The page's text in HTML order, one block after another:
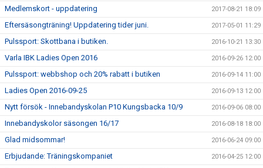
Medlemskort - uppdatering 2017-08-21 18:09
Eftersäsongträning! Uppdatering tider juni. 2017-05-01 11:29
Pulssport: Skottbana i butiken. 2016-10-21 13:30
Varla IBK Ladies Open 2016 2016-09-26 12:00
Pulssport: webbshop och 20% rabatt i butiken 2016-09-14 11:00
Ladies Open 2016-09-25 2016-09-13 12:00
Nytt försök - Innebandyskolan P10 Kungsbacka 10/9 2016-09-06 08:00
Innebandyskolor säsongen 16/17 2016-08-18 18:00
Glad midsommar! 2016-06-24 09:00
Erbjudande: Träningskompaniet 2016-04-25 12:00